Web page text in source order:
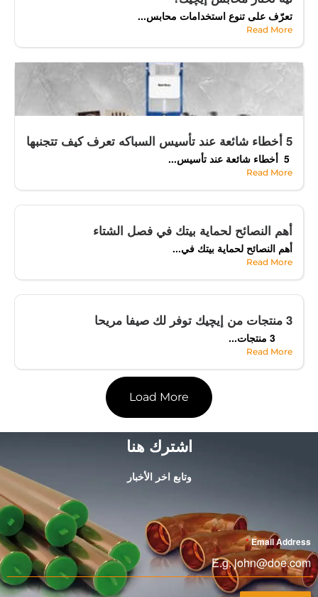
تعرّف على تنوع استخدامات محابس...
Read More
5 أخطاء شائعة عند تأسيس السباكه تعرف كيف تتجنبها
Read More
أهم النصائح لحماية بيتك في فصل الشتاء
أهم النصائح لحماية بيتك في...
Read More
3 منتجات من إيچيك توفر لك صيفا مريحا
Read More
Load More
اشترك هنا
وتابع اخر الأخبار
Email Address
*